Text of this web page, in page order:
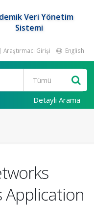
Veri Yönetim
Sistemi
Araştırmacı Girişi English
Detaylı Arama